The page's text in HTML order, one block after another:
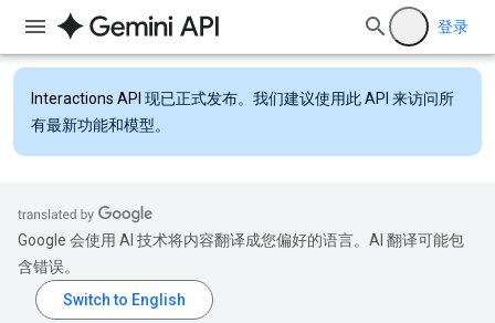
登录
Interactions API 现已正式发布。我们建议使用此 API 来访问所
有最新功能和模型。
Google 会使用 AI 技术将内容翻译成您偏好的语言。AI 翻译可能包
含错误。